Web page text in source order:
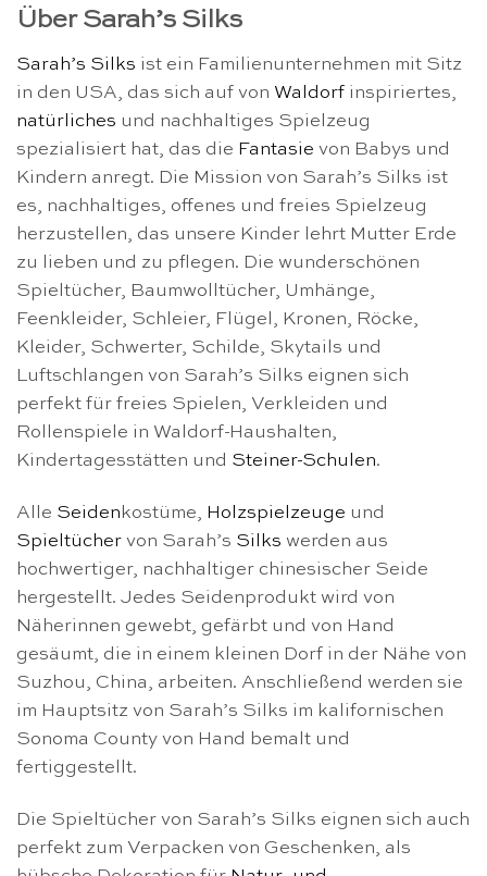
Über Sarah’s Silks
Sarah’s Silks ist ein Familienunternehmen mit Sitz
in den USA, das sich auf von Waldorf inspiriertes,
natürliches und nachhaltiges Spielzeug
spezialisiert hat, das die Fantasie von Babys und
Kindern anregt. Die Mission von Sarah’s Silks ist
es, nachhaltiges, offenes und freies Spielzeug
herzustellen, das unsere Kinder lehrt Mutter Erde
zu lieben und zu pflegen. Die wunderschönen
Spieltücher, Baumwolltücher, Umhänge,
Feenkleider, Schleier, Flügel, Kronen, Röcke,
Kleider, Schwerter, Schilde, Skytails und
Luftschlangen von Sarah’s Silks eignen sich
perfekt für freies Spielen, Verkleiden und
Rollenspiele in Waldorf-Haushalten,
Kindertagesstätten und Steiner-Schulen.
Alle Seiden kostüme, Holzspielzeuge und
Spieltücher von Sarah’s Silks werden aus
hochwertiger, nachhaltiger chinesischer Seide
hergestellt. Jedes Seidenprodukt wird von
Näherinnen gewebt, gefärbt und von Hand
gesäumt, die in einem kleinen Dorf in der Nähe von
Suzhou, China, arbeiten. Anschließend werden sie
im Hauptsitz von Sarah’s Silks im kalifornischen
Sonoma County von Hand bemalt und
fertiggestellt.
Die Spieltücher von Sarah’s Silks eignen sich auch
perfekt zum Verpacken von Geschenken, als